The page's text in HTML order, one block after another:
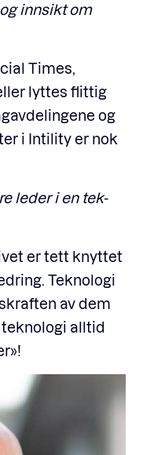
innsikt om
Times,
lyttes flittig
og
i Intility er nok
leder i en tek-
er tett knyttet
Teknologi
av dem
alltid